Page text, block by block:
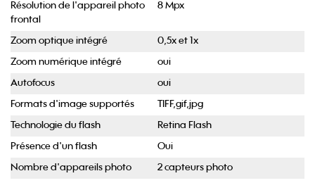
Résolution de l'appareil photo
frontal
8 Mpx
Zoom optique intégré 0,5x et 1x
Zoom numérique intégré oui
Autofocus oui
Formats d'image supportés TIFF,gif,jpg
Technologie du flash Retina Flash
Présence d'un flash Oui
Nombre d'appareils photo 2 capteurs photo